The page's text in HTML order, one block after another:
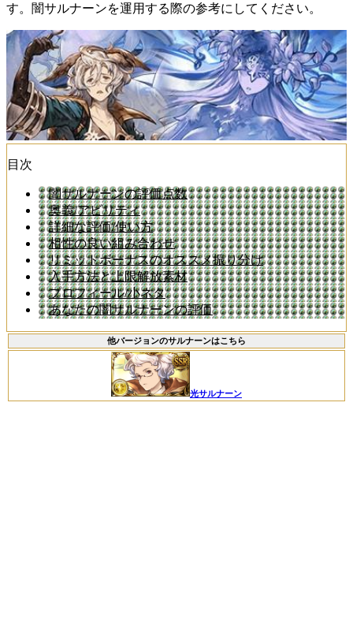
す。闇サルナーンを運用する際の参考にしてください。
目次
闇サルナーンの評価点数
奥義/アビリティ
詳細な評価/使い方
相性の良い組み合わせ
リミットボーナスのオススメ振り分け
入手方法と上限解放素材
プロフィール/小ネタ
あなたの闇サルナーンの評価
他バージョンのサルナーンはこちら
光サルナーン